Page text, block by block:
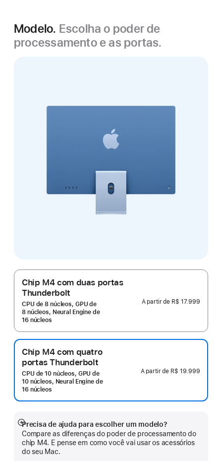
Modelo. Escolha o poder de
processamento e as portas.
Chip M4 com duas portas
Thunderbolt
CPU de 8 núcleos, GPU de
8 núcleos, Neural Engine de
16 núcleos
A partir de R$ 17.999
Chip M4 com quatro
portas Thunderbolt
CPU de 10 núcleos, GPU de
10 núcleos, Neural Engine de
16 núcleos
A partir de R$ 19.999
Precisa de ajuda para escolher um modelo?
Compare as diferenças do poder de processamento do
chip M4. E pense em como você vai usar os acessórios
do seu Mac.
Mostrar
mais